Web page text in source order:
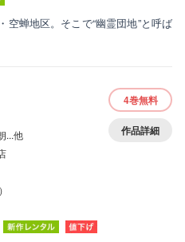
蝉地区。そこで“幽霊団地”と呼ば
...他
）
4巻無料
作品詳細